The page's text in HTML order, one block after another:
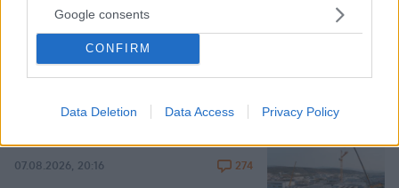
Google consents
CONFIRM
Data Deletion Data Access Privacy Policy
Η Λίλα Μπακλέση έφερε στον κόσμο το πρώτο
της παιδί, δείτε την ανάρτηση του συντρόφου της
περί... λαού και εξουσίας
07.08.2026, 22:23
Άλλος για data center; Επενδύσεις
07.08.2026, 20:16 274